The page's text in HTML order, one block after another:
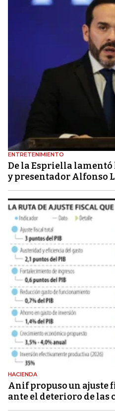
ENTRETENIMIENTO
De la Espriella
y presentador Alfonso
HACIENDA
Anif propuso un ajuste
ante el deterioro de las